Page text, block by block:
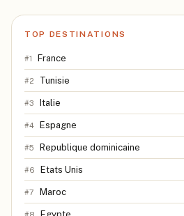
TOP DESTINATIONS
#1 France
#2 Tunisie
#3 Italie
#4 Espagne
#5 Republique dominicaine
#6 Etats Unis
#7 Maroc